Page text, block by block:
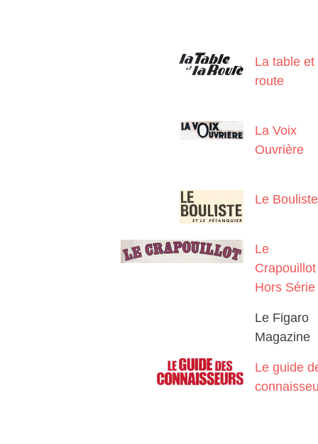
La table et
route
La Voix
Ouvrière
Le Bouliste
Le
Crapouillot
Hors Série
Le Figaro
Magazine
Le guide